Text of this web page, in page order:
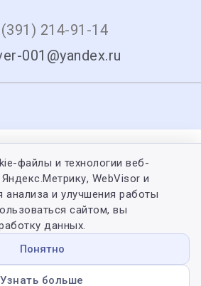
214-91-14
001@yandex.ru
файлы и технологии веб-
WebVisor и
анализа и улучшения работы
сайтом, вы
данных.
Понятно
Узнать больше